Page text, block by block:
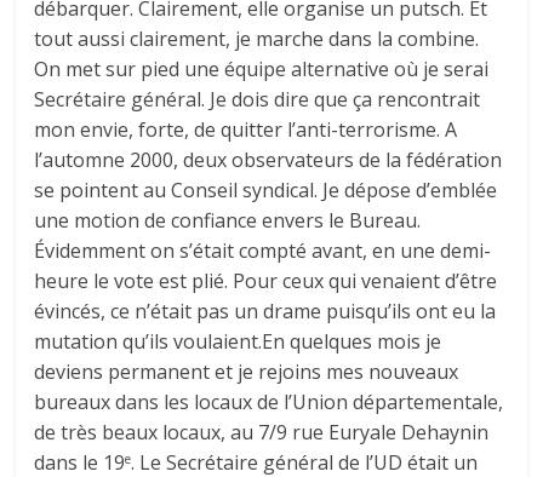
débarquer. Clairement, elle organise un putsch. Et
tout aussi clairement, je marche dans la combine.
On met sur pied une équipe alternative où je serai
Secrétaire général. Je dois dire que ça rencontrait
mon envie, forte, de quitter l’anti-terrorisme. A
l’automne 2000, deux observateurs de la fédération
se pointent au Conseil syndical. Je dépose d’emblée
une motion de confiance envers le Bureau.
Évidemment on s’était compté avant, en une demi-
heure le vote est plié. Pour ceux qui venaient d’être
évincés, ce n’était pas un drame puisqu’ils ont eu la
mutation qu’ils voulaient.En quelques mois je
deviens permanent et je rejoins mes nouveaux
bureaux dans les locaux de l’Union départementale,
de très beaux locaux, au 7/9 rue Euryale Dehaynin
dans le 19e. Le Secrétaire général de l’UD était un